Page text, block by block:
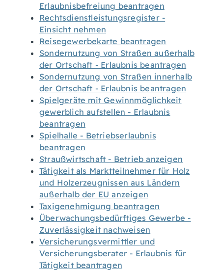
Erlaubnisbefreiung beantragen
Rechtsdienstleistungsregister -
Einsicht nehmen
Reisegewerbekarte beantragen
Sondernutzung von Straßen außerhalb
der Ortschaft - Erlaubnis beantragen
Sondernutzung von Straßen innerhalb
der Ortschaft - Erlaubnis beantragen
Spielgeräte mit Gewinnmöglichkeit
gewerblich aufstellen - Erlaubnis
beantragen
Spielhalle - Betriebserlaubnis
beantragen
Straußwirtschaft - Betrieb anzeigen
Tätigkeit als Marktteilnehmer für Holz
und Holzerzeugnissen aus Ländern
außerhalb der EU anzeigen
Taxigenehmigung beantragen
Überwachungsbedürftiges Gewerbe -
Zuverlässigkeit nachweisen
Versicherungsvermittler und
Versicherungsberater - Erlaubnis für
Tätigkeit beantragen